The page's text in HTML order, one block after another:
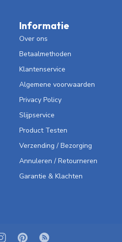
Informatie
Over ons
Betaalmethoden
Klantenservice
Algemene voorwaarden
Privacy Policy
Slijpservice
Product Testen
Verzending / Bezorging
Annuleren / Retourneren
Garantie & Klachten